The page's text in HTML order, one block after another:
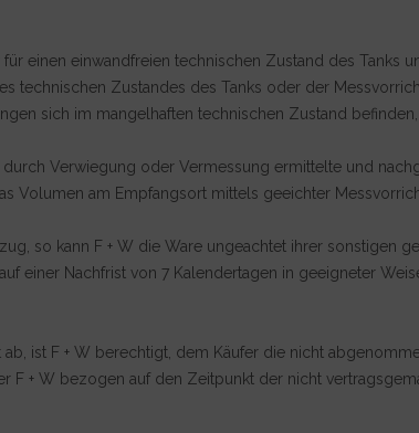
einen einwandfreien technischen Zustand des Tanks
technischen Zustandes des Tanks oder der
sich im mangelhaften technischen Zustand
Verwiegung oder Vermessung ermittelte und
Volumen am Empfangsort mittels geeichter
so kann F + W die Ware ungeachtet ihrer sonstigen
einer Nachfrist von 7 Kalendertagen in geeigneter
ist F + W berechtigt, dem Käufer die nicht
F + W bezogen auf den Zeitpunkt der nicht